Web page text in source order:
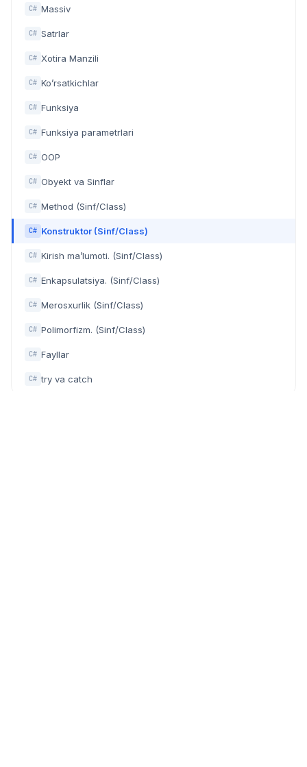
C# Massiv
C# Satrlar
C# Xotira Manzili
C# Ko’rsatkichlar
C# Funksiya
C# Funksiya parametrlari
C# OOP
C# Obyekt va Sinflar
C# Method (Sinf/Class)
C# Konstruktor (Sinf/Class)
C# Kirish ma’lumoti. (Sinf/Class)
C# Enkapsulatsiya. (Sinf/Class)
C# Merosxurlik (Sinf/Class)
C# Polimorfizm. (Sinf/Class)
C# Fayllar
C# try va catch